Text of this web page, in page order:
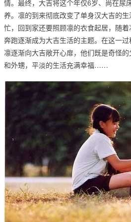
情。最终，大吉将这个年仅6岁、尚在尿
养。凛的到来彻底改变了单身汉大吉的
忙，回到家还要照顾凛的衣食起居，随着
奔跑逐渐成为大吉生活的主题。在这一
凛逐渐向大吉敞开心扉，他们既是奇怪
和外甥，平淡的生活充满幸福……